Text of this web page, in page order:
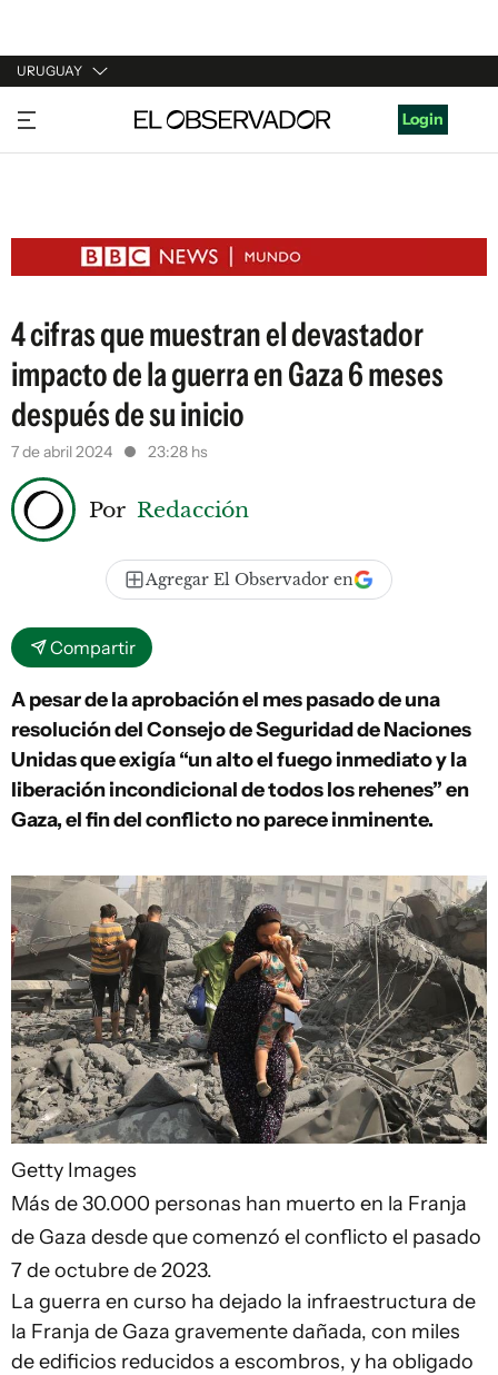
URUGUAY
URUGUAY
ARGENTINA
ESTADOS UNIDOS
Login
4 cifras que muestran el devastador
impacto de la guerra en Gaza 6 meses
después de su inicio
7 de abril 2024 23:28 hs
Por Redacción
Agregar El Observador en
Compartir
A pesar de la aprobación el mes pasado de una
resolución del Consejo de Seguridad de Naciones
Unidas que exigía “un alto el fuego inmediato y la
liberación incondicional de todos los rehenes” en
Gaza, el fin del conflicto no parece inminente.
Getty Images
Más de 30.000 personas han muerto en la Franja
de Gaza desde que comenzó el conflicto el pasado
7 de octubre de 2023.
La guerra en curso ha dejado la infraestructura de
la Franja de Gaza gravemente dañada, con miles
de edificios reducidos a escombros, y ha obligado